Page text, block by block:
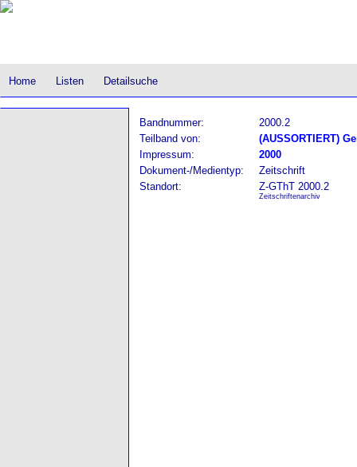
Home Listen Detailsuche
Bandnummer:
2000.2
Teilband von:
(AUSSORTIERT)
Impressum:
2000
Dokument-/Medientyp:
Zeitschrift
Standort:
Z-GThT 2000.2
Zeitschriftenarchiv